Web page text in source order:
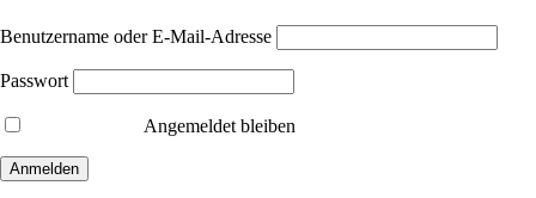
Benutzername oder E-Mail-Adresse
Passwort
Angemeldet bleiben